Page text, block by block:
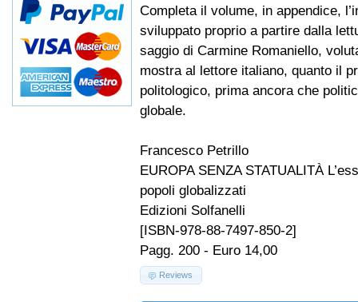
Completa il volume, in appendice,
sviluppato proprio a partire dalla
saggio di Carmine Romaniello,
mostra al lettore italiano, quanto il
politologico, prima ancora che
globale.
Francesco Petrillo
EUROPA SENZA STATUALITÀ
popoli globalizzati
Edizioni Solfanelli
[ISBN-978-88-7497-850-2]
Pagg. 200 - Euro 14,00
Reviews